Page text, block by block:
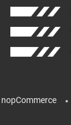
nopCommerce